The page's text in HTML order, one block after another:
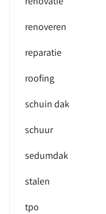
renoveren
reparatie
roofing
schuin dak
schuur
sedumdak
stalen
tpo